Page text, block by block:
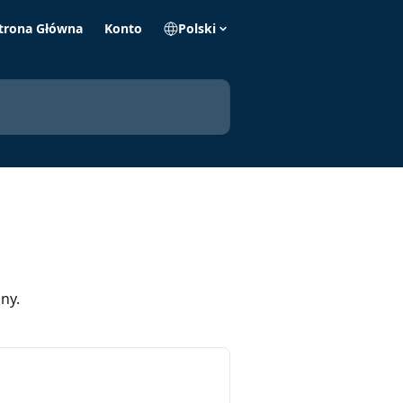
Główna Konto Polski